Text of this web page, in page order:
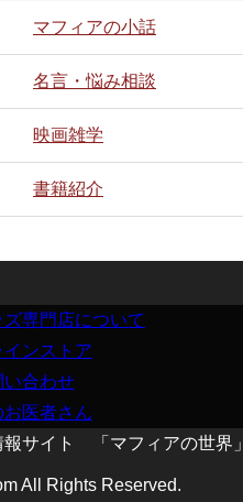
マフィアの小話
名言・悩み相談
映画雑学
書籍紹介
専門店について
インストア
い合わせ
お医者さん
サイト 「マフィアの世界」
All Rights Reserved.